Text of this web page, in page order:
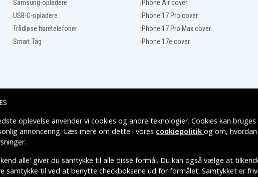
Samsung-opladere
USB-C-opladere
Trådløse høretelefoner
Smart Tag
iPhone Air cover
iPhone 17 Pro cover
iPhone 17 Pro Max cover
iPhone 17e cover
Leveringsmuligheder
oplevelse anvender vi cookies og andre teknologier. Cookies kan bruges
annoncering. Læs mere om dette i vores cookiepolitik og om, hvordan
.
alle' giver du samtykke til alle disse formål. Du kan også vælge at
samtykke til ved at benytte checkboksene ud for formålet. Samtykket er